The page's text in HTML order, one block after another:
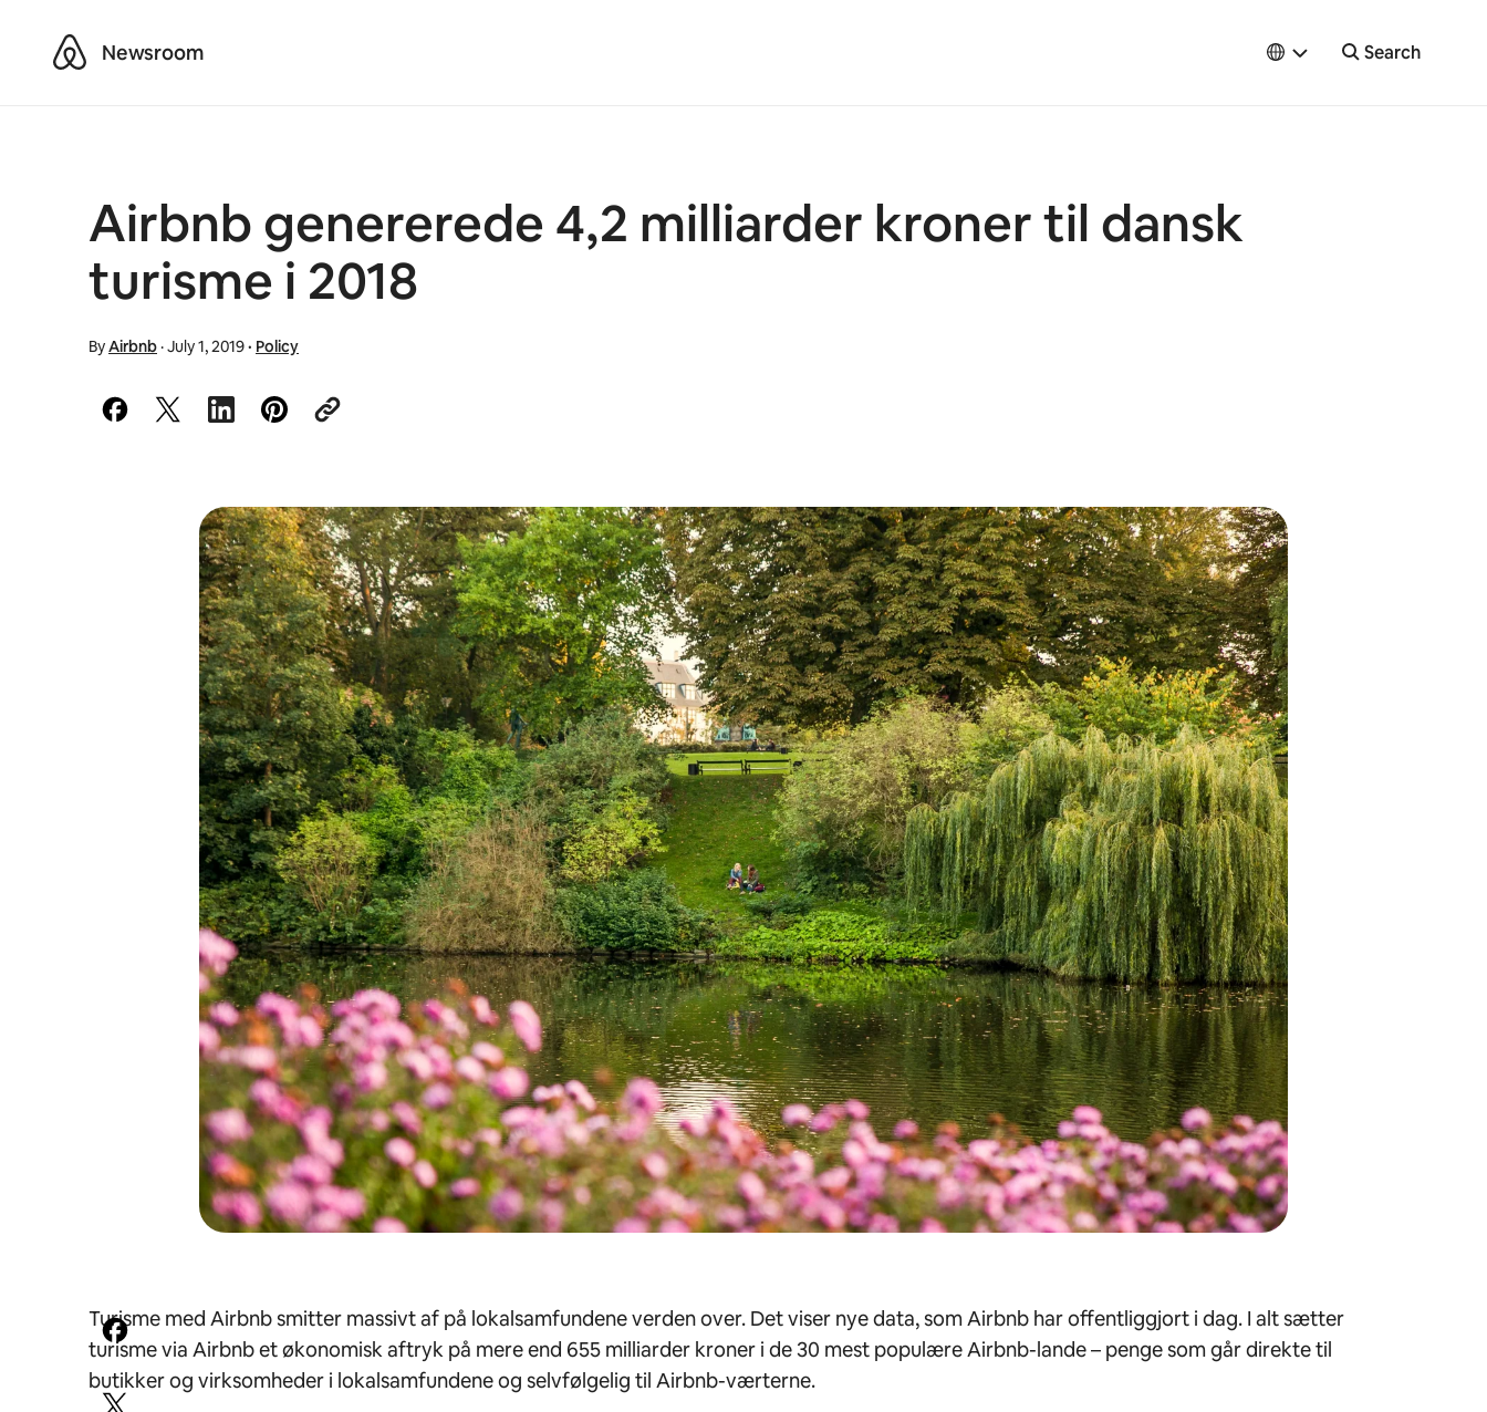
AirbnbNewsroom Search
Airbnb genererede 4,2 milliarder kroner til dansk
turisme i 2018
ByAirbnb·July 1, 2019· Policy
Turisme med Airbnb smitter massivt af på lokalsamfundene verden over. Det viser nye data, som Airbnb har offentliggjort i dag. I alt sætter
turisme via Airbnb et økonomisk aftryk på mere end 655 milliarder kroner i de 30 mest populære Airbnb-lande – penge som går direkte til
butikker og virksomheder i lokalsamfundene og selvfølgelig til Airbnb-værterne.